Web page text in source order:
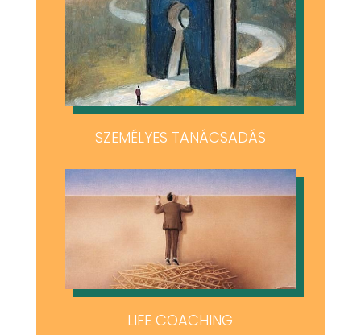
SZEMÉLYES TANÁCSADÁS
LIFE COACHING